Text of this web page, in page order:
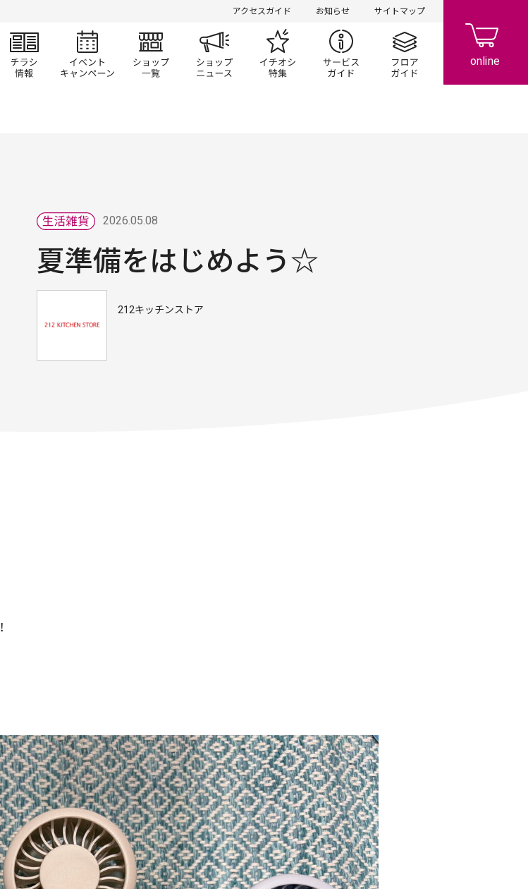
アクセスガイド お知らせ サイトマップ
チラシ情報 イベント/キャンペーン
ショップ一覧 ショップニュースイチオシ特集 サービスガイドフロアガイド
2026.05.08
夏準備をはじめよう☆
212キッチンストア